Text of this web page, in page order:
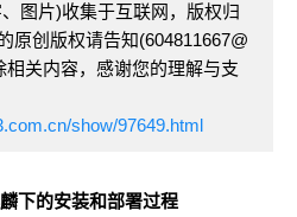
图片)收集于互联网，版权归
原创版权请告知(604811667@
关内容，感谢您的理解与支
show/97649.html
下的安装和部署过程